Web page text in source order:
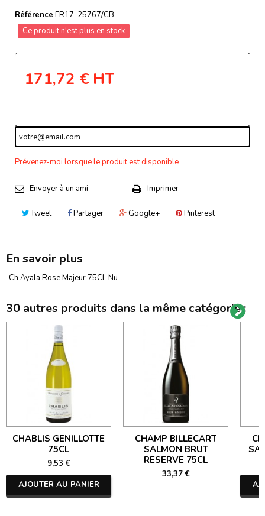
Référence FR17-25767/CB
Ce produit n'est plus en stock
171,72 € HT
Prévenez-moi lorsque le produit est disponible
Envoyer à un ami Imprimer
Tweet Partager Google+ Pinterest
En savoir plus
Ch Ayala Rose Majeur 75CL Nu
30 autres produits dans la même catégorie :
CHABLIS GENILLOTTE
75CL
9,53 €
AJOUTER AU PANIER
CHAMP BILLECART
SALMON BRUT
RESERVE 75CL
33,37 €